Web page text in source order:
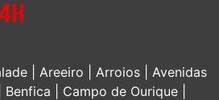
| Areeiro | Arroios | Avenidas
| Campo de Ourique |